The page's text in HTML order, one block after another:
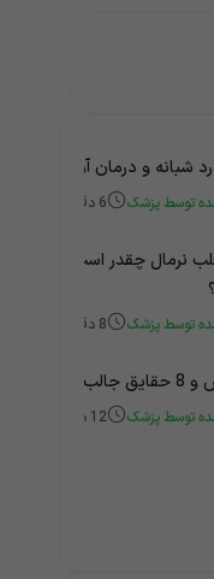
شبانه و درمان آن +
توسط پزشک 6 دقیقه
نرمال چقدر است؟ چه
توسط پزشک 8 دقیقه
درباره آن
توسط پزشک 12 دقیقه